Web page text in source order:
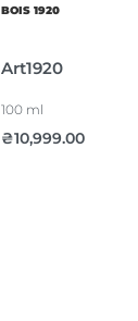
BOIS 1920
Art1920
100 ml
₴10,999.00